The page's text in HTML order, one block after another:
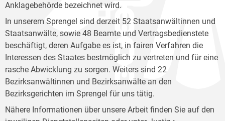
Anklagebehörde bezeichnet wird.
In unserem Sprengel sind derzeit 52 Staatsanwältinnen und
Staatsanwälte, sowie 48 Beamte und Vertragsbedienstete
beschäftigt, deren Aufgabe es ist, in fairen Verfahren die
Interessen des Staates bestmöglich zu vertreten und für eine
rasche Abwicklung zu sorgen. Weiters sind 22
Bezirksanwältinnen und Bezirksanwälte an den
Bezirksgerichten im Sprengel für uns tätig.
Nähere Informationen über unsere Arbeit finden Sie auf den